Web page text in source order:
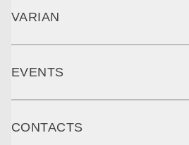
VARIAN
EVENTS
CONTACTS